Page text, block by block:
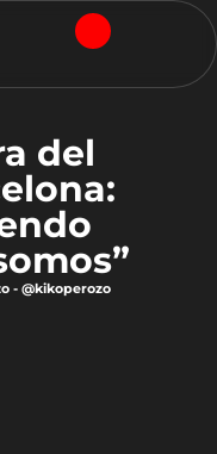
del
- @kikoperozo